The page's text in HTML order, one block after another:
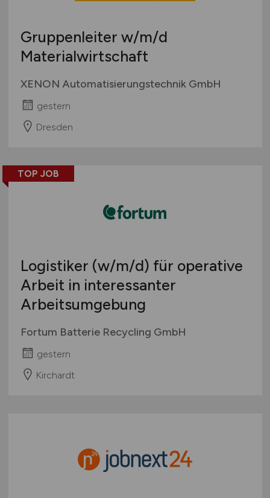
Gruppenleiter w/m/d
Materialwirtschaft
XENON Automatisierungstechnik GmbH
gestern
Dresden
TOP JOB
Logistiker (w/m/d) für operative
Arbeit in interessanter
Arbeitsumgebung
Fortum Batterie Recycling GmbH
gestern
Kirchardt